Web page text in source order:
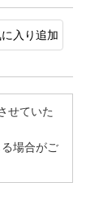
入り追加
せていた
場合がご